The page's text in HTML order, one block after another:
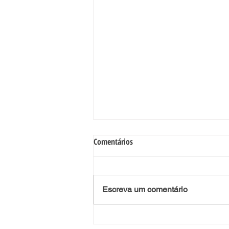
O “Método Loci”
O “Método Loci”, “Palácio mental” ou
da memória. É uma...
Comentários
Escreva um comentário